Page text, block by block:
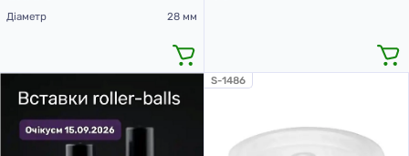
Діаметр
28 мм
S-1486